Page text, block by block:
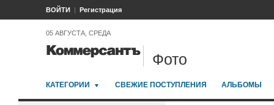
ВОЙТИ Регистрация
05 АВГУСТА, СРЕДА
Фото
КАТЕГОРИИ СВЕЖИЕ ПОСТУПЛЕНИЯ АЛЬБОМЫ